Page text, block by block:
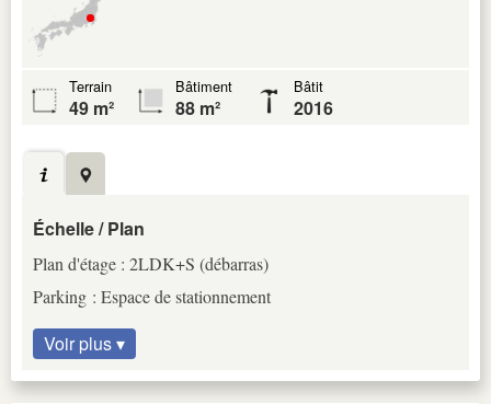
Terrain
49 m²
Bâtiment
88 m²
Bâtit
2016
Échelle / Plan
Plan d'étage : 2LDK+S (débarras)
Parking : Espace de stationnement
Voir plus ▾